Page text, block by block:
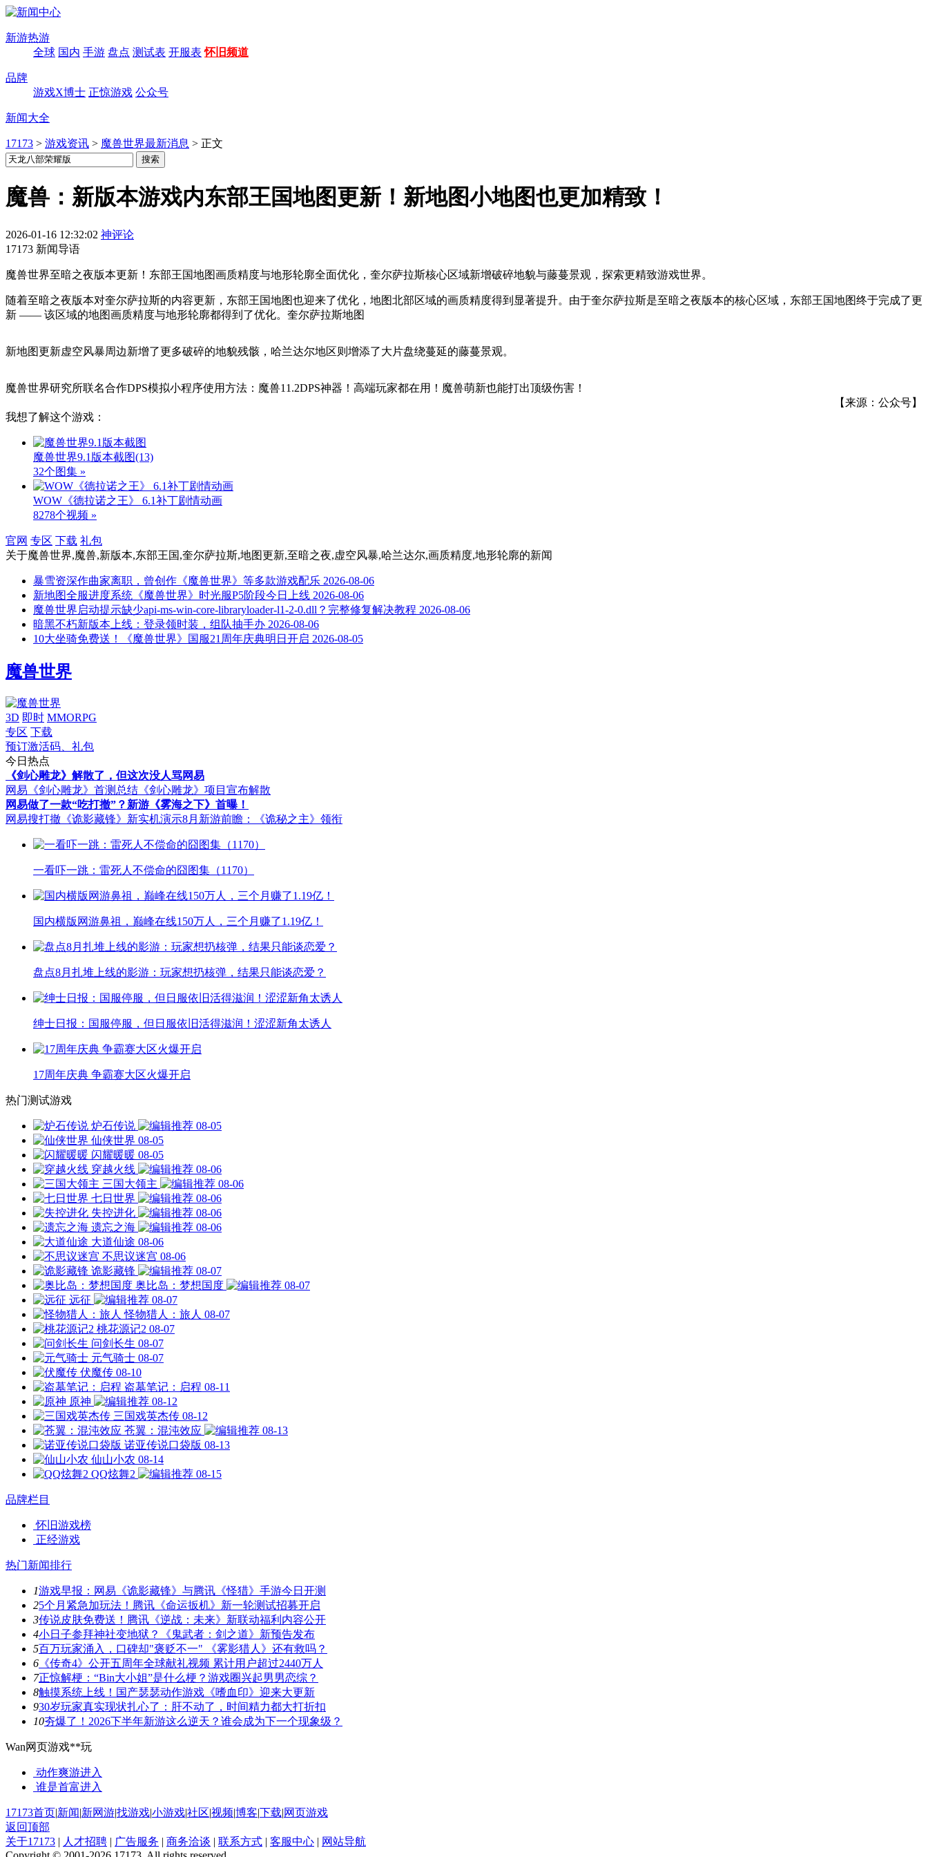
新游热游
全球 国内 手游 盘点 测试表 开服表 怀旧频道
品牌
游戏X博士 正惊游戏 公众号
新闻大全
17173 > 游戏资讯 > 魔兽世界最新消息 > 正文
魔兽：新版本游戏内东部王国地图更新！新地图小地图也更加精致！
2026-01-16 12:32:02 神评论
17173 新闻导语
魔兽世界至暗之夜版本更新！东部王国地图画质精度与地形轮廓全面优化，奎尔萨拉斯核心区域新增破碎地貌与藤蔓景观，探索更精致游戏世界。
随着至暗之夜版本对奎尔萨拉斯的内容更新，东部王国地图也迎来了优化，地图北部区域的画质精度得到显著提升。由于奎尔萨拉斯是至暗之夜版本的核心区域，东部王国地图终于完成了更
新 —— 该区域的地图画质精度与地形轮廓都得到了优化。奎尔萨拉斯地图
新地图更新虚空风暴周边新增了更多破碎的地貌残骸，哈兰达尔地区则增添了大片盘绕蔓延的藤蔓景观。
魔兽世界研究所联名合作DPS模拟小程序使用方法：魔兽11.2DPS神器！高端玩家都在用！魔兽萌新也能打出顶级伤害！
【来源：公众号】
我想了解这个游戏：
魔兽世界9.1版本截图(13)
32个图集 »
WOW《德拉诺之王》 6.1补丁剧情动画
8278个视频 »
官网 专区 下载 礼包
关于魔兽世界,魔兽,新版本,东部王国,奎尔萨拉斯,地图更新,至暗之夜,虚空风暴,哈兰达尔,画质精度,地形轮廓的新闻
暴雪资深作曲家离职，曾创作《魔兽世界》等多款游戏配乐 2026-08-06
新地图全服进度系统《魔兽世界》时光服P5阶段今日上线 2026-08-06
魔兽世界启动提示缺少api-ms-win-core-libraryloader-l1-2-0.dll？完整修复解决教程 2026-08-06
暗黑不朽新版本上线：登录领时装，组队抽手办 2026-08-06
10大坐骑免费送！《魔兽世界》国服21周年庆典明日开启 2026-08-05
魔兽世界
3D 即时 MMORPG
专区 下载
预订激活码、礼包
今日热点
《剑心雕龙》解散了，但这次没人骂网易
网易《剑心雕龙》首测总结 《剑心雕龙》项目宣布解散
网易做了一款“吃打撤”？新游《雾海之下》首曝！
网易搜打撤《诡影藏锋》新实机演示8月新游前瞻：《诡秘之主》领衔
一看吓一跳：雷死人不偿命的囧图集（1170）
国内横版网游鼻祖，巅峰在线150万人，三个月赚了1.19亿！
盘点8月扎堆上线的影游：玩家想扔核弹，结果只能谈恋爱？
绅士日报：国服停服，但日服依旧活得滋润！涩涩新角太诱人
17周年庆典 争霸赛大区火爆开启
热门测试游戏
炉石传说
08-05
仙侠世界 08-05
闪耀暖暖 08-05
穿越火线
08-06
三国大领主
08-06
七日世界
08-06
失控进化
08-06
遗忘之海
08-06
大道仙途 08-06
不思议迷宫 08-06
诡影藏锋
08-07
奥比岛：梦想国度
08-07
远征
08-07
怪物猎人：旅人 08-07
桃花源记2 08-07
问剑长生 08-07
元气骑士 08-07
伏魔传 08-10
盗墓笔记：启程 08-11
原神
08-12
三国戏英杰传 08-12
苍翼：混沌效应
08-13
诺亚传说口袋版 08-13
仙山小农 08-14
QQ炫舞2
08-15
品牌栏目
怀旧游戏榜
正经游戏
热门新闻排行
1游戏早报：网易《诡影藏锋》与腾讯《怪猎》手游今日开测
25个月紧急加玩法！腾讯《命运扳机》新一轮测试招募开启
3传说皮肤免费送！腾讯《逆战：未来》新联动福利内容公开
4小日子参拜神社变地狱？《鬼武者：剑之道》新预告发布
5百万玩家涌入，口碑却"褒贬不一" 《雾影猎人》还有救吗？
6 《传奇4》公开五周年全球献礼视频 累计用户超过2440万人
7正惊解梗：“Bin大小姐”是什么梗？游戏圈兴起男男恋综？
8触摸系统上线！国产瑟瑟动作游戏《嗜血印》迎来大更新
930岁玩家真实现状扎心了：肝不动了，时间精力都大打折扣
10夯爆了！2026下半年新游这么逆天？谁会成为下一个现象级？
Wan网页游戏**玩
动作爽游进入
谁是首富进入
17173首页|新闻|新网游|找游戏|小游戏|社区|视频|博客|下载|网页游戏
返回顶部
关于17173 | 人才招聘 | 广告服务 | 商务洽谈 | 联系方式 | 客服中心 | 网站导航